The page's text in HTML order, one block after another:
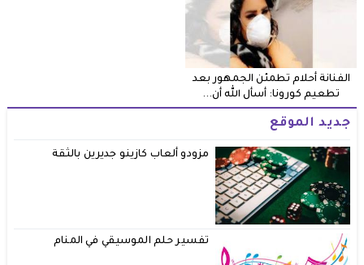
الفنانة أحلام تطمئن الجمهور بعد
تطعيم كورونا: أسأل الله أن...
جديد الموقع
مزودو ألعاب كازينو جديرين بالثقة
تفسير حلم الموسيقي في المنام